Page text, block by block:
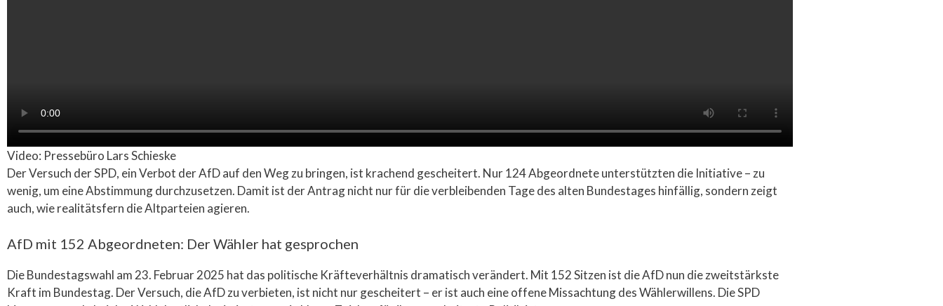
Video: Pressebüro Lars Schieske
Der Versuch der SPD, ein Verbot der AfD auf den Weg zu bringen, ist krachend gescheitert. Nur 124 Abgeordnete unterstützten die Initiative – zu
wenig, um eine Abstimmung durchzusetzen. Damit ist der Antrag nicht nur für die verbleibenden Tage des alten Bundestages hinfällig, sondern zeigt
auch, wie realitätsfern die Altparteien agieren.
AfD mit 152 Abgeordneten: Der Wähler hat gesprochen
Die Bundestagswahl am 23. Februar 2025 hat das politische Kräfteverhältnis dramatisch verändert. Mit 152 Sitzen ist die AfD nun die zweitstärkste
Kraft im Bundestag. Der Versuch, die AfD zu verbieten, ist nicht nur gescheitert – er ist auch eine offene Missachtung des Wählerwillens. Die SPD